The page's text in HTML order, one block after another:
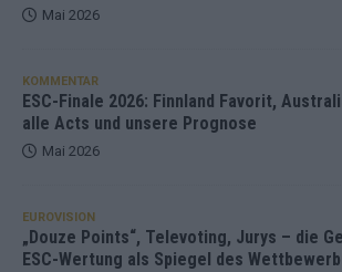
Mai 2026
KOMMENTAR
ESC-Finale 2026: Finnland Favorit,
alle Acts und unsere Prognose
Mai 2026
EUROVISION
„Douze Points“, Televoting, Jurys – die
ESC-Wertung als Spiegel des